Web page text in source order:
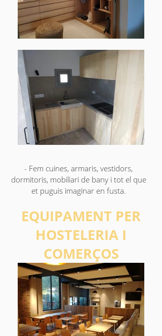
- Fem cuines, armaris, vestidors,
dormitoris, mobiliari de bany i tot el que
et puguis imaginar en fusta.
EQUIPAMENT PER
HOSTELERIA I
COMERÇOS